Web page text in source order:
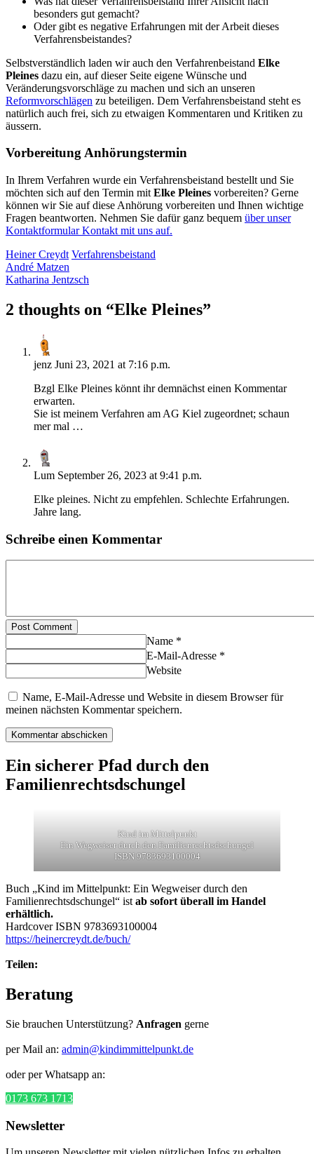
besonders gut gemacht?
Oder gibt es negative Erfahrungen mit der Arbeit dieses
Verfahrensbeistandes?
Selbstverständlich laden wir auch den Verfahrenbeistand Elke
Pleines dazu ein, auf dieser Seite eigene Wünsche und
Veränderungsvorschläge zu machen und sich an unseren
Reformvorschlägen zu beteiligen. Dem Verfahrensbeistand steht es
natürlich auch frei, sich zu etwaigen Kommentaren und Kritiken zu
äussern.
Vorbereitung Anhörungstermin
In Ihrem Verfahren wurde ein Verfahrensbeistand bestellt und Sie
möchten sich auf den Termin mit Elke Pleines vorbereiten? Gerne
können wir Sie auf diese Anhörung vorbereiten und Ihnen wichtige
Fragen beantworten. Nehmen Sie dafür ganz bequem über unser
Kontaktformular Kontakt mit uns auf.
Heiner Creydt Verfahrensbeistand
André Matzen
Katharina Jentzsch
2 thoughts on “Elke Pleines”
jenz Juni 23, 2021 at 7:16 p.m.
Bzgl Elke Pleines könnt ihr demnächst einen Kommentar
erwarten.
Sie ist meinem Verfahren am AG Kiel zugeordnet; schaun
mer mal …
Lum September 26, 2023 at 9:41 p.m.
Elke pleines. Nicht zu empfehlen. Schlechte Erfahrungen.
Jahre lang.
Schreibe einen Kommentar
Post Comment
Name *
E-Mail-Adresse *
Website
Name, E-Mail-Adresse und Website in diesem Browser für
meinen nächsten Kommentar speichern.
Ein sicherer Pfad durch den
Familienrechtsdschungel
Kind im Mittelpunkt
Ein Wegweiser durch den Familienrechtsdschungel
ISBN 9783693100004
Buch „Kind im Mittelpunkt: Ein Wegweiser durch den
Familienrechtsdschungel“ ist ab sofort überall im Handel
erhältlich.
Hardcover ISBN 9783693100004
https://heinercreydt.de/buch/
Teilen:
Beratung
Sie brauchen Unterstützung? Anfragen gerne
per Mail an: admin@kindimmittelpunkt.de
oder per Whatsapp an:
0173 673 1713
Newsletter